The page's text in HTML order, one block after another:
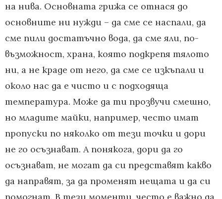
на нива. Основната грижа се отнася до
основните ни нужди – да сме се наспали, да
сме пили достатъчно вода, да сме яли, по-
възможност, храна, която подкрепя тялото
ни, а не краде от него, да сме се изкъпали и
около нас да е чисто и с подходяща
температура. Може да ти прозвучи смешно,
но младите майки, например, често имат
пропуски по няколко от тези точки и дори
не го осъзнават. А понякога, дори да го
осъзнават, не могат да си представят какво
да направят, за да променят нещата и да си